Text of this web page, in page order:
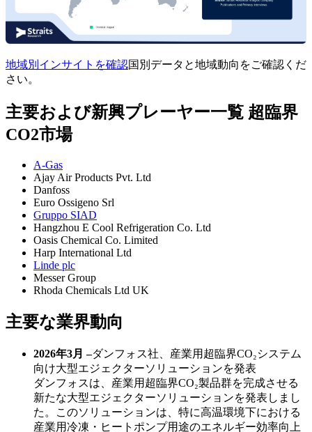
地域別インサイトを確認国別データと地域動向をご確認くだ
さい。
主要および新興プレーヤー一覧 超臨界
CO2市場
A-Gas
Ajay Air Products Pvt. Ltd
Danfoss
Euro Ossigeno Srl
Gruppo SIAD
Hangzhou E Cool Refrigeration Co. Ltd
Oasis Chemical Co. Limited
Harp International Ltd
Linde plc
Messer Group
Rhoda Chemicals Ltd UK
主要な業界動向
2026年3月 –ダンフォス社、産業用超臨界CO₂システム
向け大型エジェクターソリューションを発表
ダンフォスは、産業用超臨界CO₂製品群を完成させる
新たな大型エジェクターソリューションを発表しまし
た。このソリューションは、特に高温環境下における
産業用冷凍・ヒートポンプ用途のエネルギー効率向上